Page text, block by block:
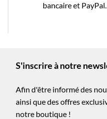
bancaire et PayPal.
S'inscrire à notre
Afin d'être informé des
ainsi que des offres
notre boutique !